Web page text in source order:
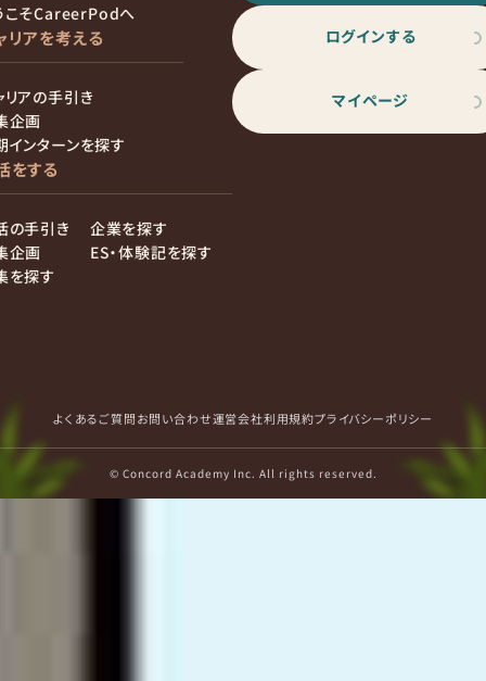
こそCareerPodへ
リアを考える
リアの手引き
企画
インターンを探す
をする
の手引き
企画
を探す
企業を探す
ES・体験記を探す
ログインする
マイページ
よくあるご質問お問い合わせ運営会社利用規約プライバシーポリシー
© Concord Academy Inc. All rights reserved.